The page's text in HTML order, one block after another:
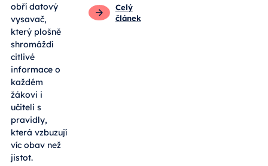
obří datový
vysavač,
který plošně
shromáždí
citlivé
informace o
každém
žákovi i
učiteli s
pravidly,
která vzbuzují
víc obav než
jistot.
Celý
článek